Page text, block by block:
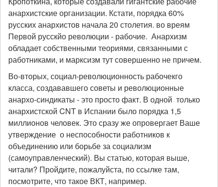
анархистские организации. Кстати, порядка 60%
русских анархистов начала 20 столетия. во вреям
Первой русскйо революции - рабочие. Анархизм
обладает собственными теориями, связанными с
работниками, и марксизм тут совершенно не причем.
Во-вторых, социал-революционность рабочекго
класса, создававшего советы и революционные
анархо-синдикаты - это просто факт. В одной только
анархистской CNT в Испании было порядка 1,5
миллионов человек. Это сразу же опровергает Ваше
утверждение о неспособности работников к
объединению или борьбе за социализм
(самоуправленческий). Вы статью, которая выше,
читали? Пройдите, пожалуйста, по ссылке там,
посмотрите, что такое ВКТ, например.